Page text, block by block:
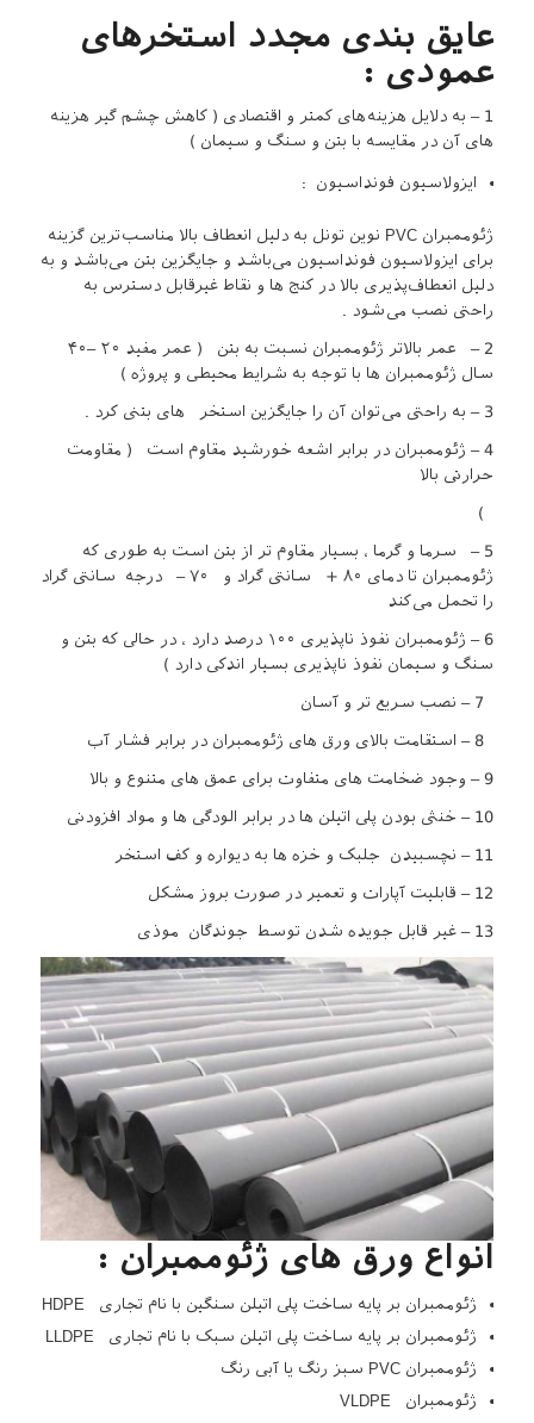
عایق بندی مجدد استخرهای
عمودی :
1 – به دلایل هزینه‌های کمتر و اقتصادی ( کاهش چشم گیر هزینه
‌های آن در مقایسه با بتن و سنگ و سیمان )
ایزولاسیون فونداسیون :
ژئوممبران PVC نوین تونل به دلیل انعطاف بالا مناسب‌ترین گزینه
برای ایزولاسیون فونداسیون می‌باشد و جایگزین بتن می‌باشد و به
دلیل انعطاف‌پذیری بالا در کنج‌ ها و نقاط غیرقابل دسترس به
راحتی نصب می‌شود .
2 – عمر بالاتر ژئوممبران نسبت به بتن ( عمر مفید ۲۰ –۴۰
سال ژئوممبران ‌ها با توجه به شرایط محیطی و پروژه )
3 – به راحتی می‌توان آن را جایگزین استخر های بتنی کرد .
4 – ژئوممبران در برابر اشعه خورشید مقاوم است ( مقاومت
حرارتی بالا
)
5 – سرما و گرما ، بسیار مقاوم تر از بتن است به طوری که
ژئوممبران تا دمای ۸۰ + سانتی گراد و ۷۰ – درجه سانتی گراد
را تحمل می‌کند
6 – ژئوممبران نفوذ ناپذیری ۱۰۰ درصد دارد ، در حالی که بتن و
سنگ و سیمان نفوذ ناپذیری بسیار اندکی دارد )
9 – وجود ضخامت‌ های متفاوت برای عمق‌ های متنوع و بالا
10 – خنثی بودن پلی اتیلن‌ ها در برابر الودگی‌ ها و مواد افزودنی
11 – نچسبیدن جلبک و خزه‌ ها به دیواره و کف استخر
12 – قابلیت آپارات و تعمیر در صورت بروز مشکل
13 – غیر قابل جویده شدن توسط جوندگان موذی
انواع ورق های ژئوممبران :
ژئوممبران بر پایه ساخت پلی اتیلن سنگین با نام تجاری HDPE
ژئوممبران بر پایه ساخت پلی اتیلن سبک با نام تجاری LLDPE
ژئوممبران PVC سبز رنگ یا آبی رنگ
ژئوممبران VLDPE